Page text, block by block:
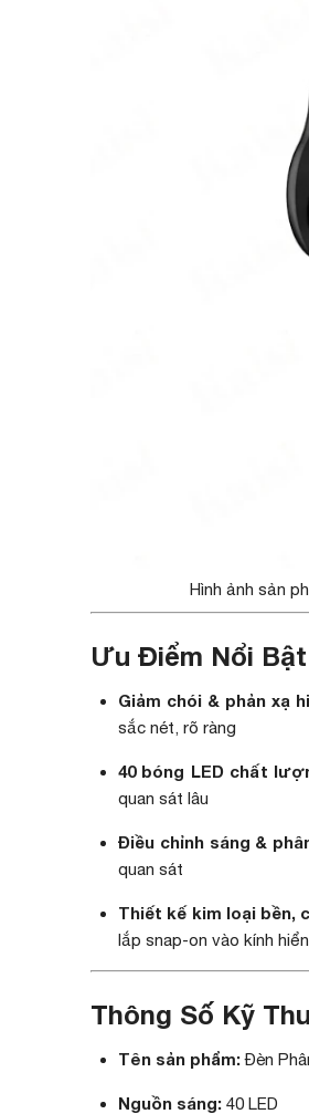
Hình ảnh sản
Ưu Điểm Nổi
Giảm chói & phản xạ
sắc nét, rõ ràng
40 bóng LED chất
quan sát lâu
Điều chỉnh sáng &
quan sát
Thiết kế kim loại bền,
lắp snap‑on vào kính
Thông Số Kỹ
Tên sản phẩm:Đèn
Nguồn sáng: 40 LED